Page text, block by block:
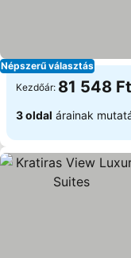
Népszerű választás
Kezdőár: 81 548 Ft
3 oldal árainak